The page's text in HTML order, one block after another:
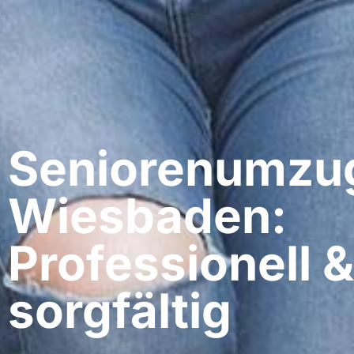
Wiesbaden:
Professionell &
sorgfältig